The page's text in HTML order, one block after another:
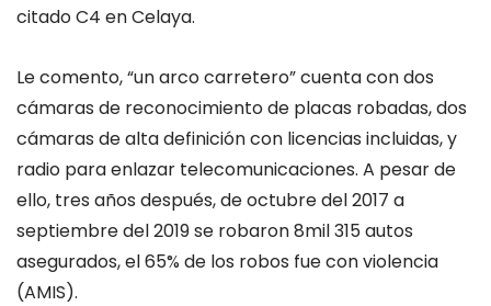
citado C4 en Celaya.
Le comento, “un arco carretero” cuenta con dos
cámaras de reconocimiento de placas robadas, dos
cámaras de alta definición con licencias incluidas, y
radio para enlazar telecomunicaciones. A pesar de
ello, tres años después, de octubre del 2017 a
septiembre del 2019 se robaron 8mil 315 autos
asegurados, el 65% de los robos fue con violencia
(AMIS).